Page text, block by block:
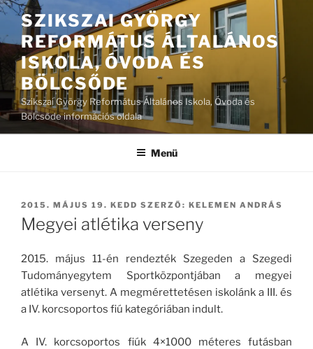
Tartalomhoz
SZIKSZAI GYÖRGY
REFORMÁTUS ÁLTALÁNOS
ISKOLA, ÓVODA ÉS
BÖLCSŐDE
Szikszai György Református Általános Iskola, Óvoda és
Bölcsőde információs oldala
Menü
BEKÜLDVE:
2015. MÁJUS 19. KEDD SZERZŐ: KELEMEN ANDRÁS
Megyei atlétika verseny
2015. május 11-én rendezték Szegeden a Szegedi
Tudományegytem Sportközpontjában a megyei
atlétika versenyt. A megmérettetésen iskolánk a III. és
a IV. korcsoportos fiú kategóriában indult.
A IV. korcsoportos fiúk 4×1000 méteres futásban